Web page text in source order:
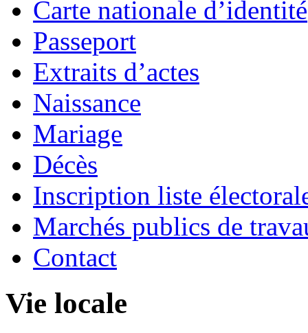
Carte nationale d’identité
Passeport
Extraits d’actes
Naissance
Mariage
Décès
Inscription liste
Marchés publics de
Contact
Vie locale